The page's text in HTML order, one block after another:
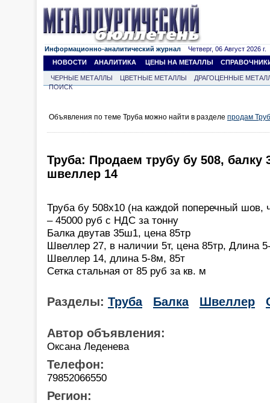
Информационно-аналитический журнал Четверг, 06 Август 2026 г.
НОВОСТИ
АНАЛИТИКА ЦЕНЫ НА МЕТАЛЛЫ
ЧЕРНЫЕ МЕТАЛЛЫ ЦВЕТНЫЕ МЕТАЛЛЫ
ДРАГОЦЕННЫЕ
ПОИСК
Объявления по теме Труба можно найти в разделе продам
Труба: Продаем трубу бу 508,
швеллер 14
Труба бу 508х10 (на каждой поперечный шов,
– 45000 руб с НДС за тонну
Балка двутав 35ш1, цена 85тр
Швеллер 27, в наличии 5т, цена 85тр, Длина
Швеллер 14, длина 5-8м, 85т
Сетка стальная от 85 руб за кв. м
Разделы: Труба Балка Швеллер
Автор объявления:
Оксана Леденева
Телефон:
79852066550
Регион: